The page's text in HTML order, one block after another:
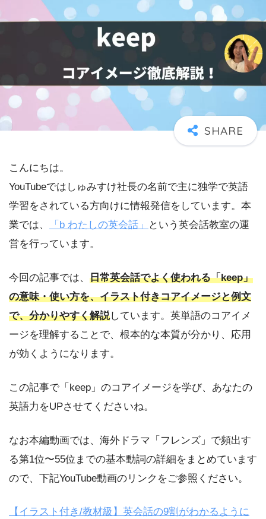
こんにちは。
YouTubeではしゅみすけ社長の名前で主に独学で英語
学習をされている方向けに情報発信をしています。本
業では、
「b わたしの英会話」
という英会話教室の運
営を行っています。
今回の記事では、 日常英会話でよく使われる「keep」
の意味・使い方を、イラスト付きコアイメージと例文
で、分かりやすく解説しています。英単語のコアイメ
ージを理解することで、根本的な本質が分かり、応用
が効くようになります。
この記事で「keep」のコアイメージを学び、あなたの
英語力をUPさせてくださいね。
なお本編動画では、海外ドラマ「フレンズ」で頻出す
る第1位〜55位までの基本動詞の詳細をまとめています
ので、下記YouTube動画のリンクをご参照ください。
【イラスト付き/教材級】英会話の9割がわかるように